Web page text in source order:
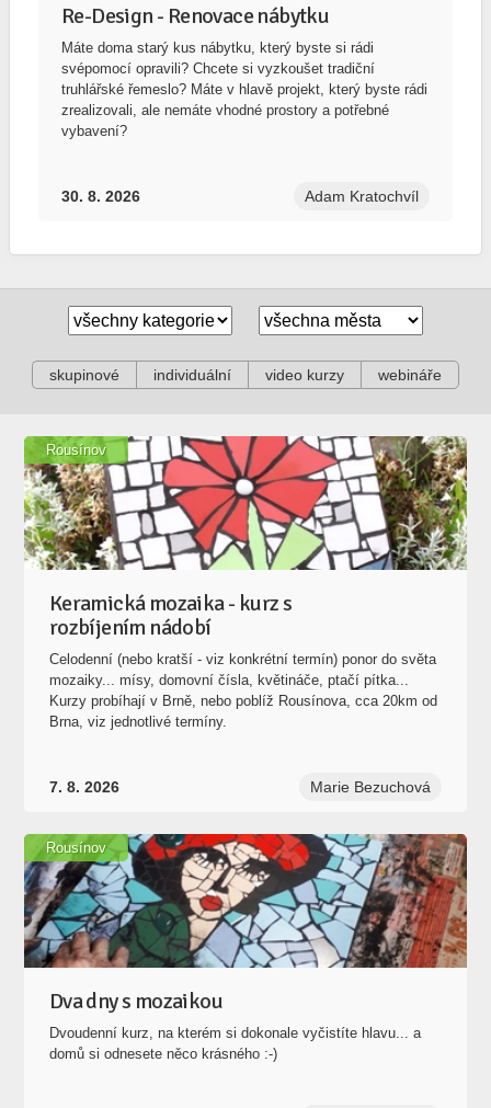
Re-Design - Renovace nábytku
Máte doma starý kus nábytku, který byste si rádi
svépomocí opravili? Chcete si vyzkoušet tradiční
truhlářské řemeslo? Máte v hlavě projekt, který byste rádi
zrealizovali, ale nemáte vhodné prostory a potřebné
vybavení?
30. 8. 2026 Adam Kratochvíl
skupinové individuální video kurzy webináře
Keramická mozaika - kurz s
rozbíjením nádobí
Celodenní (nebo kratší - viz konkrétní termín) ponor do světa
mozaiky... mísy, domovní čísla, květináče, ptačí pítka...
Kurzy probíhají v Brně, nebo poblíž Rousínova, cca 20km od
Brna, viz jednotlivé termíny.
7. 8. 2026 Marie Bezuchová
Rousínov
Dva dny s mozaikou
Dvoudenní kurz, na kterém si dokonale vyčistíte hlavu... a
domů si odnesete něco krásného :-)
Rousínov